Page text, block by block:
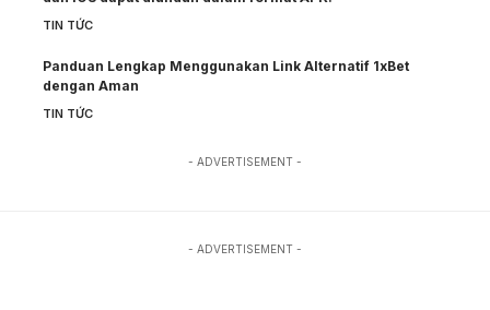
TIN TỨC
Panduan Lengkap Menggunakan Link Alternatif 1xBet
dengan Aman
TIN TỨC
- ADVERTISEMENT -
- ADVERTISEMENT -